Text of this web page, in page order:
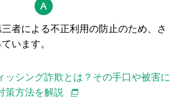
者による不正利用の防止のため、さ
います。
シング詐欺とは？その手口や被害に
策方法を解説